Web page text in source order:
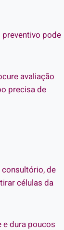
pode
avaliação
precisa de
de
células da
e dura poucos